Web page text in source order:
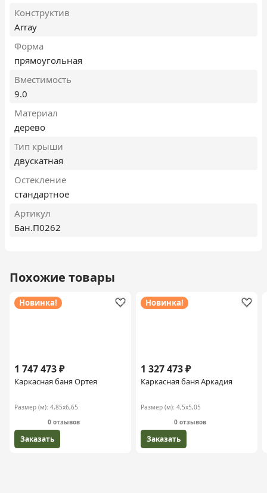
Конструктив
Array
Форма
прямоугольная
Вместимость
9.0
Материал
дерево
Тип крыши
двускатная
Остекление
стандартное
Артикул
Бан.П0262
Похожие товары
Новинка!
1 747 473 ₽
Каркасная баня Ортея
Размер (м): 4,85х6,65
0 отзывов
Заказать
Новинка!
1 327 473 ₽
Каркасная баня Аркадия
Размер (м): 4,5х5,05
0 отзывов
Заказать